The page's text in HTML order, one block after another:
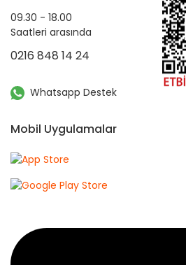
09.30 - 18.00
Saatleri arasında
0216 848 14 24
Whatsapp Destek
Mobil Uygulamalar